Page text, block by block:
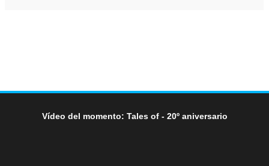
Vídeo del momento: Tales of - 20º aniversario